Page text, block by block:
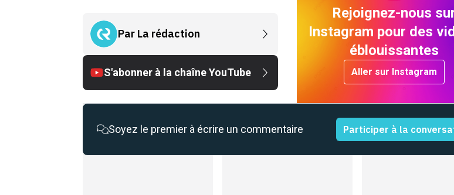
Par La rédaction
S'abonner à la chaîne YouTube
Rejoignez-nous
Instagram pour des
éblouissantes
Aller sur Instagram
Soyez le premier à écrire un commentaire Participer à la